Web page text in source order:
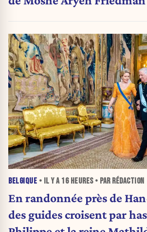
BELGIQUE • IL Y A 16 HEURES• PAR RÉDACTION
En randonnée près de
des guides croisent par hasard le roi